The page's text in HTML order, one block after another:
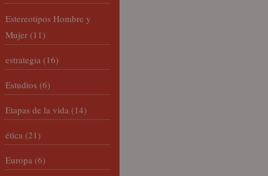
Estereotipos Hombre y
Mujer (11)
estrategia (16)
Estudios (6)
Etapas de la vida (14)
ética (21)
Europa (6)